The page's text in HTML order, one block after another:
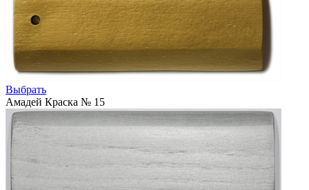
Выбрать
Амадей Краска № 15